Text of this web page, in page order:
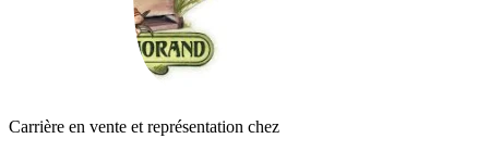
Carrière en vente et représentation chez